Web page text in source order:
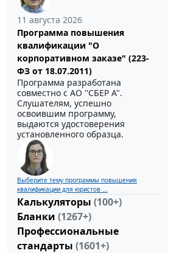
11 августа 2026
Программа повышения
квалификации "О
корпоративном заказе" (223-
ФЗ от 18.07.2011)
Программа разработана
совместно с АО ''СБЕР А".
Слушателям, успешно
освоившим программу,
выдаются удостоверения
установленного образца.
Выберите тему программы повышения
квалификации для юристов ...
Калькуляторы (100+)
Бланки (1267+)
Профессиональные
стандарты (1601+)